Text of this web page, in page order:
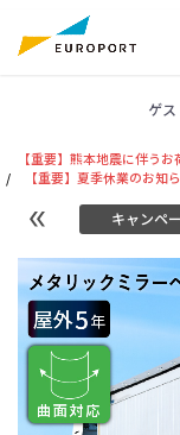
ゲス
【重要】熊本地震に伴う
/
【重要】夏季休業のお知
キャンペ